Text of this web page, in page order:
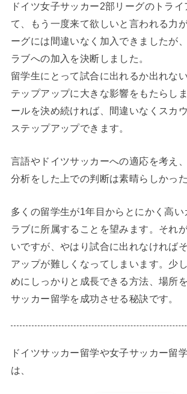
ドイツ女子サッカー2部リーグのトラ
て、もう一度来て欲しいと言われる力
ーグには間違いなく加入できましたが
ラブへの加入を決断しました。
留学生にとって試合に出れるか出れな
テップアップに大きな影響をもたらし
ールを決め続ければ、間違いなくスカ
ステップアップできます。
言語やドイツサッカーへの適応を考え
分析をした上での判断は素晴らしかっ
多くの留学生が1年目からとにかく高い
ラブに所属することを望みます。それ
いですが、やはり試合に出れなければ
アップが難しくなってしまいます。少
めにしっかりと成長できる方法、場所
サッカー留学を成功させる秘訣です。
ドイツサッカー留学や女子サッカー留
は、